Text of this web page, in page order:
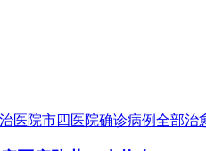
医院市四医院确诊病例全部治